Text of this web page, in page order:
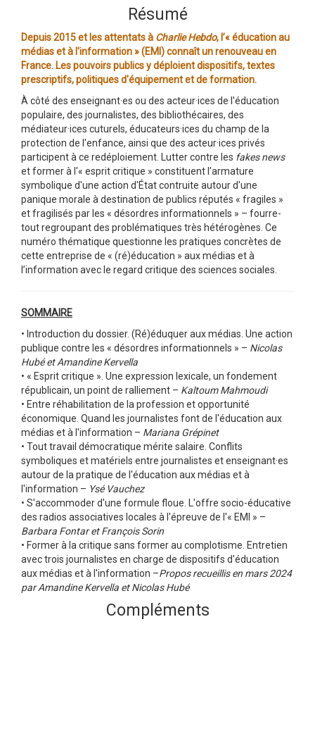
Résumé
Depuis 2015 et les attentats à Charlie Hebdo, l’« éducation au
médias et à l'information » (EMI) connaît un renouveau en
France. Les pouvoirs publics y déploient dispositifs, textes
prescriptifs, politiques d'équipement et de formation.
À côté des enseignant·es ou des acteur·ices de l'éducation
populaire, des journalistes, des bibliothécaires, des
médiateur·ices cuturels, éducateurs·ices du champ de la
protection de l'enfance, ainsi que des acteur·ices privés
participent à ce redéploiement. Lutter contre les fakes news
et former à l'« esprit critique » constituent l'armature
symbolique d'une action d'État contruite autour d'une
panique morale à destination de publics réputés « fragiles »
et fragilisés par les « désordres informationnels » – fourre-
tout regroupant des problématiques très hétérogènes. Ce
numéro thématique questionne les pratiques concrètes de
cette entreprise de « (ré)éducation » aux médias et à
l’information avec le regard critique des sciences sociales.
SOMMAIRE
• Introduction du dossier. (Ré)éduquer aux médias. Une action
publique contre les « désordres informationnels » – Nicolas
Hubé et Amandine Kervella
• « Esprit critique ». Une expression lexicale, un fondement
républicain, un point de ralliement – Kaltoum Mahmoudi
• Entre réhabilitation de la profession et opportunité
économique. Quand les journalistes font de l'éducation aux
médias et à l'information – Mariana Grépinet
• Tout travail démocratique mérite salaire. Conflits
symboliques et matériels entre journalistes et enseignant·es
autour de la pratique de l'éducation aux médias et à
l'information – Ysé Vauchez
• S'accommoder d'une formule floue. L'offre socio-éducative
des radios associatives locales à l'épreuve de l'« EMI » –
Barbara Fontar et François Sorin
• Former à la critique sans former au complotisme. Entretien
avec trois journalistes en charge de dispositifs d'éducation
aux médias et à l'information –Propos recueillis en mars 2024
par Amandine Kervella et Nicolas Hubé
Compléments